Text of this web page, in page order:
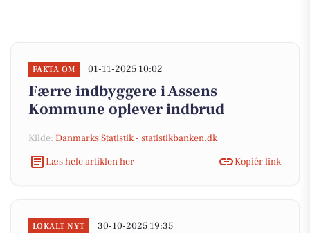
FAKTA OM 01-11-2025 10:02
Færre indbyggere i Assens
Kommune oplever indbrud
Kilde: Danmarks Statistik - statistikbanken.dk
Læs hele artiklen her
Kopiér link
LOKALT NYT 30-10-2025 19:35